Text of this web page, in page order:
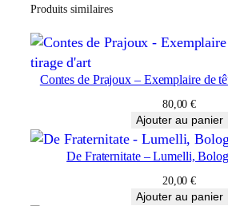
Produits similaires
Contes de Prajoux – Exemplaire de
80,00€
Ajouter au panier
De Fraternitate – Lumelli,
20,00€
Ajouter au panier